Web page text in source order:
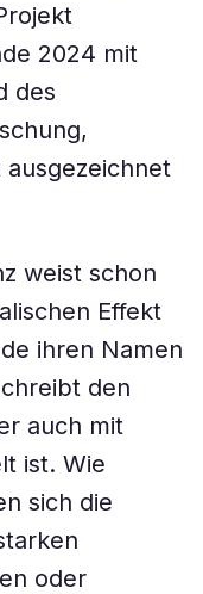
2024 mit
des
ausgezeichnet
weist schon
Effekt
ihren Namen
den
auch mit
ist. Wie
sich die
oder